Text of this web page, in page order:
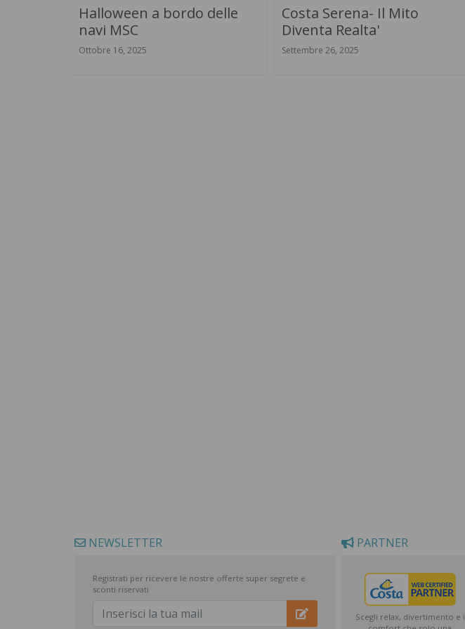
Halloween a bordo delle
navi MSC
Ottobre 16, 2025
Costa Serena- Il Mito
Diventa Realta'
Settembre 26, 2025
NEWSLETTER
Registrati per ricevere le nostre offerte super segrete e
sconti riservati
PARTNER
Scegli relax, divertimento e i